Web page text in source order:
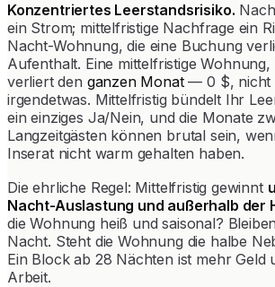
Konzentriertes Leerstandsrisiko.
ein Strom; mittelfristige Nachfrage ein
Nacht-Wohnung, die eine Buchung
Aufenthalt. Eine mittelfristige
verliert den ganzen Monat— 0 $, nicht
irgendetwas. Mittelfristig bündelt Ihr
ein einziges Ja/Nein, und die Monate
Langzeitgästen können brutal sein,
Inserat nicht warm gehalten haben.
Die ehrliche Regel: Mittelfristig gewinnt
Nacht-Auslastung und außerhalb der
die Wohnung heiß und saisonal?
Nacht. Steht die Wohnung die halbe
Ein Block ab 28 Nächten ist mehr Geld
Arbeit.